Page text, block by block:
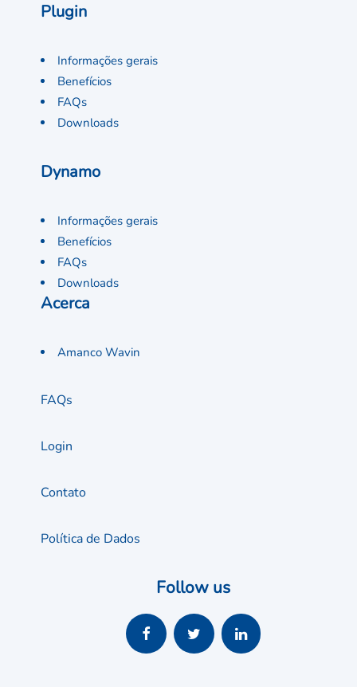
Plugin
Informações gerais
Benefícios
FAQs
Downloads
Dynamo
Informações gerais
Benefícios
FAQs
Downloads
Acerca
Amanco Wavin
FAQs
Login
Contato
Política de Dados
Follow us